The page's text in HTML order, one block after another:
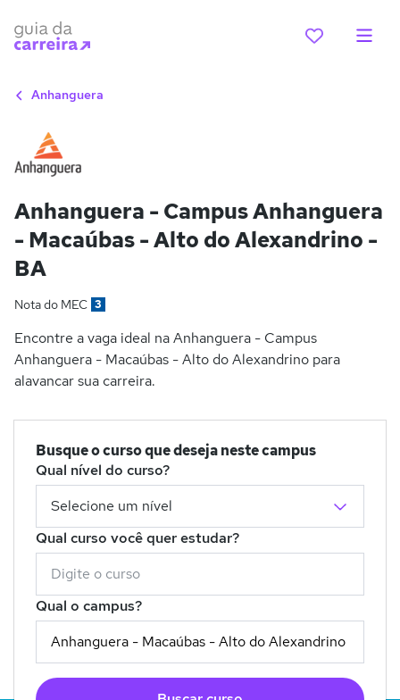
Anhanguera
Anhanguera - Campus Anhanguera
- Macaúbas - Alto do Alexandrino -
BA
Nota do MEC 3
Encontre a vaga ideal na Anhanguera - Campus
Anhanguera - Macaúbas - Alto do Alexandrino para
alavancar sua carreira.
Busque o curso que deseja neste campus
Qual nível do curso?
Qual curso você quer estudar?
Qual o campus?